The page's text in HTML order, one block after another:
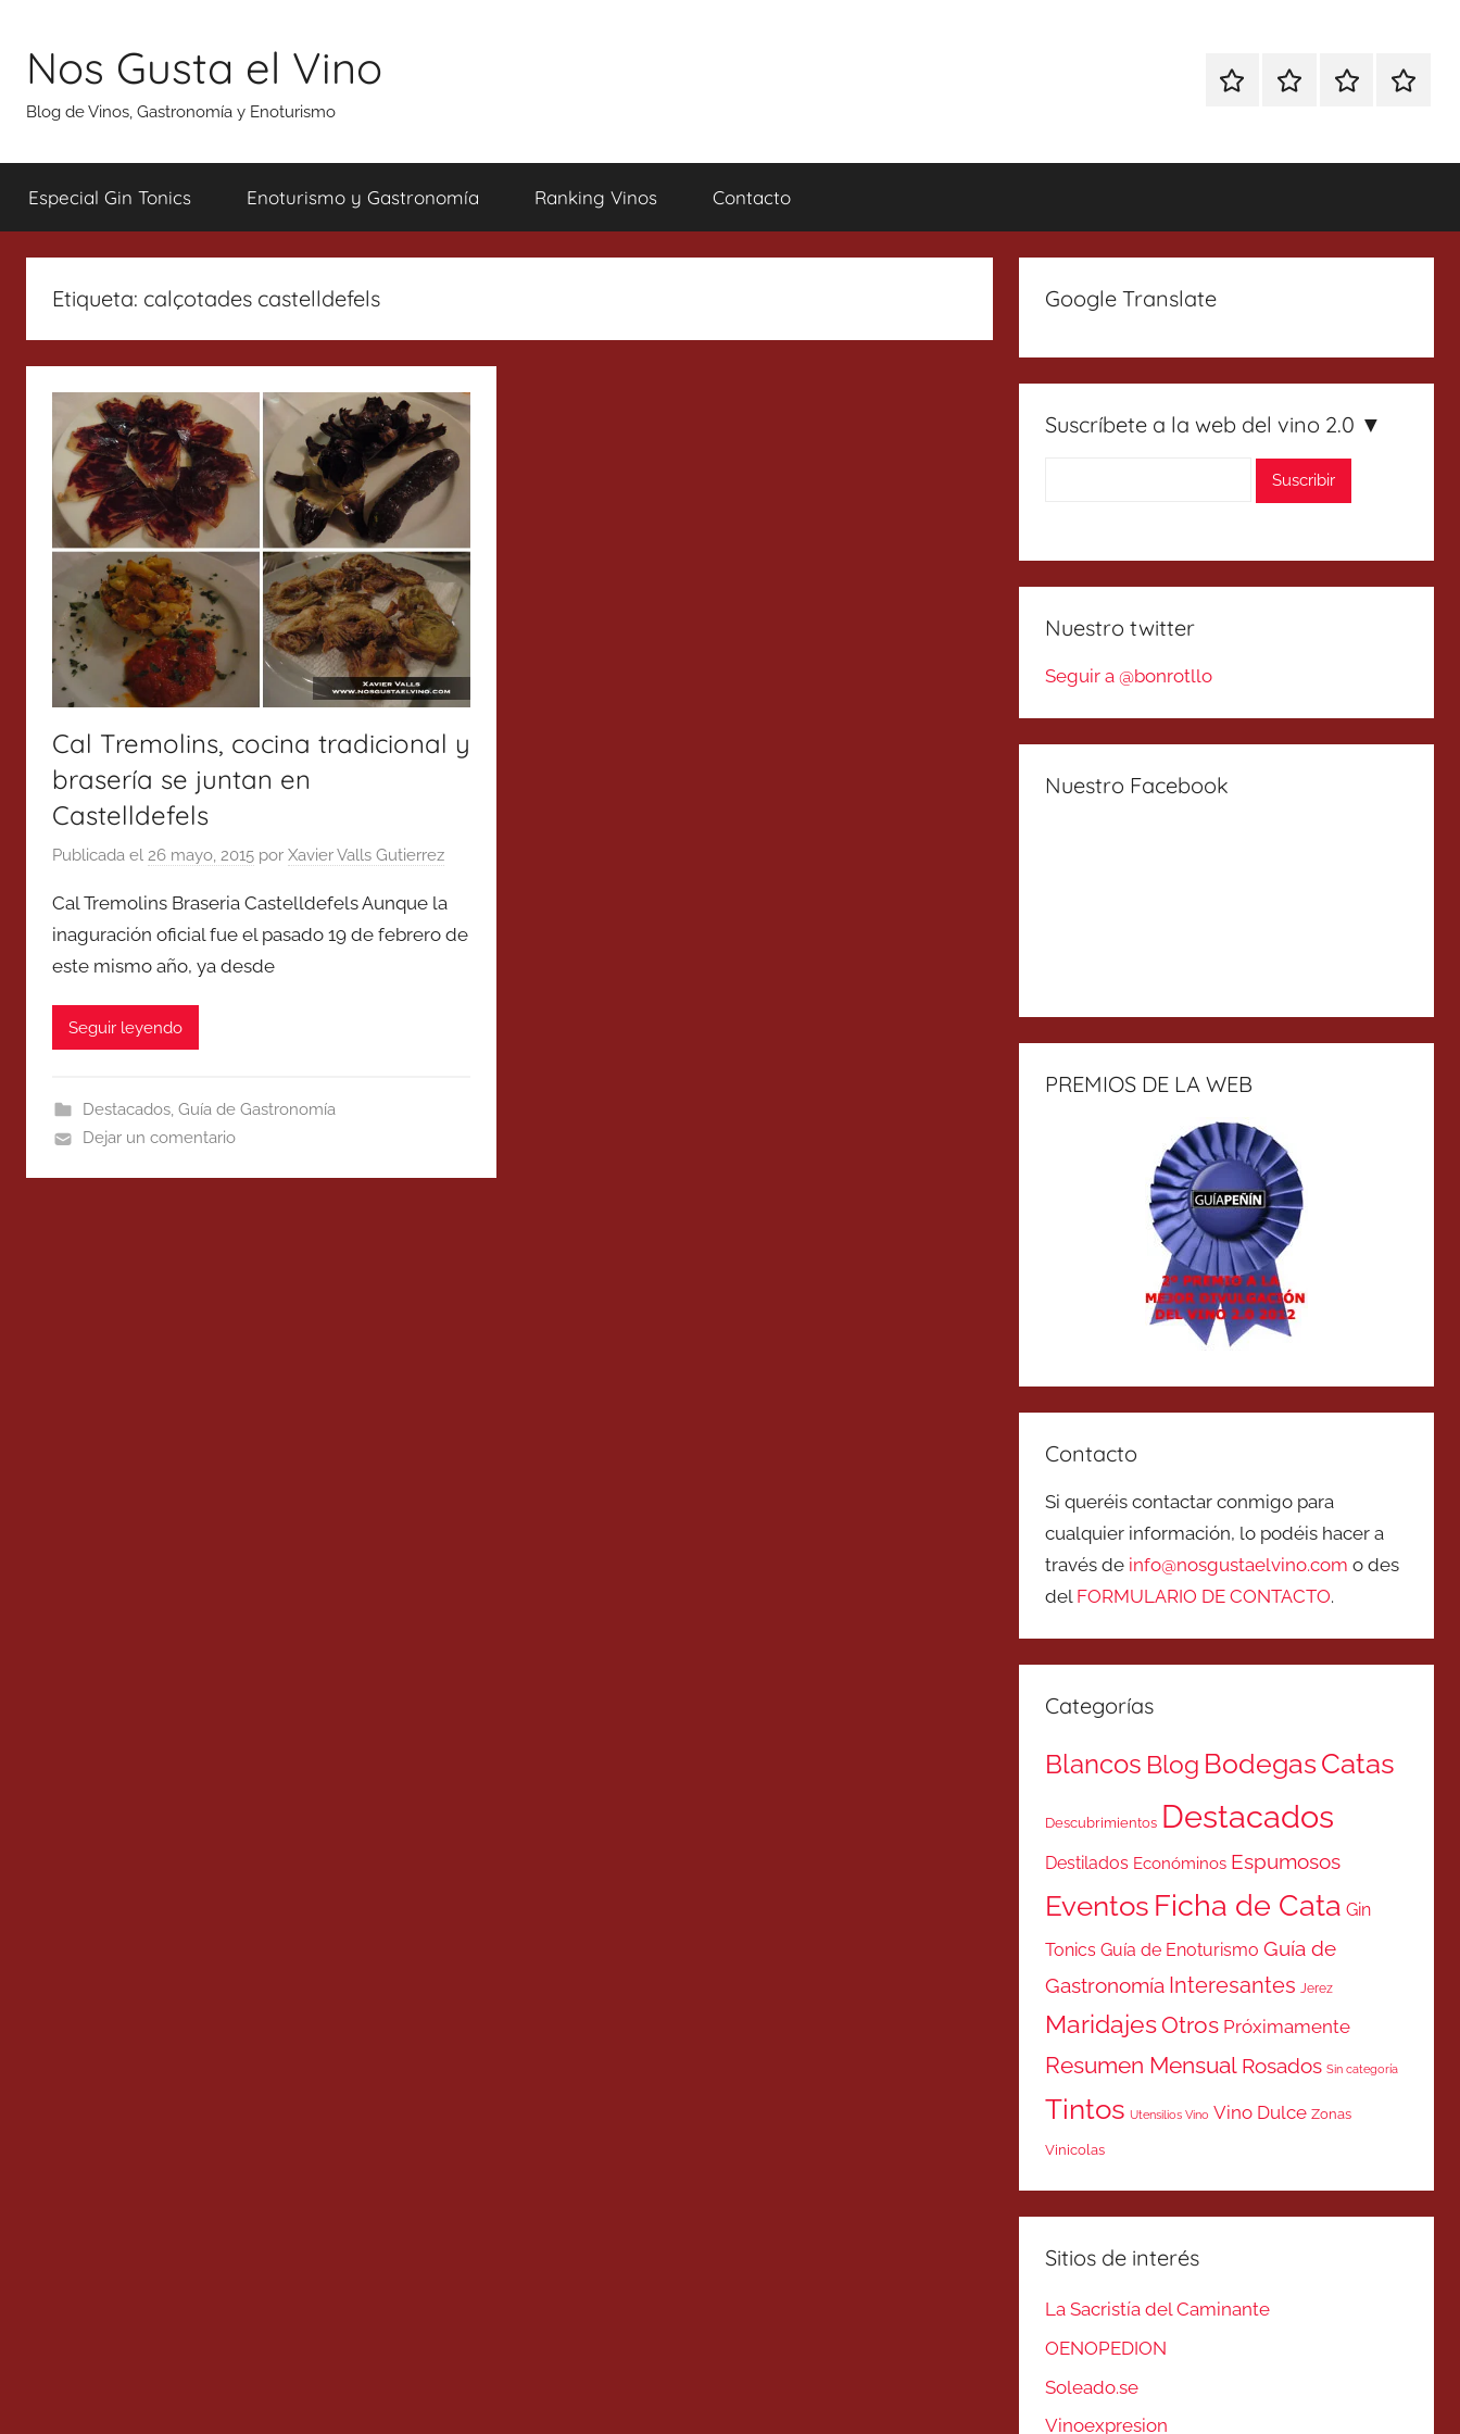
contenido
Nos Gusta el Vino
Blog de Vinos, Gastronomía y Enoturismo
EspecialEnoturismoRanking
Especial Gin Tonics Enoturismo y Gastronomía Ranking Vinos Contacto
Etiqueta: calçotades castelldefels
Cal Tremolins, cocina tradicional y
brasería se juntan en
Castelldefels
Publicada el 26 mayo, 2015 por Xavier Valls Gutierrez
Cal Tremolins Braseria Castelldefels Aunque la
inaguración oficial fue el pasado 19 de febrero de
este mismo año, ya desde
Seguir leyendo
Destacados, Guía de Gastronomía
Dejar un comentario
Google Translate
Suscríbete a la web del vino 2.0 ▼
Nuestro twitter
Seguir a @bonrotllo
Nuestro Facebook
PREMIOS DE LA WEB
Contacto
Si queréis contactar conmigo para
cualquier información, lo podéis hacer a
través de info@nosgustaelvino.com o des
del FORMULARIO DE CONTACTO.
Categorías
Blancos Blog BodegasCatas
Descubrimientos Destacados
Destilados Económinos Espumosos
Eventos Ficha de Cata Gin
Tonics Guía de Enoturismo Guía de
Gastronomía Interesantes Jerez
MaridajesOtros Próximamente
Resumen Mensual Rosados Sin categoría
Tintos Utensilios Vino Vino Dulce Zonas
Vinicolas
Sitios de interés
La Sacristía del Caminante
OENOPEDION
Soleado.se
Vinoexpresion